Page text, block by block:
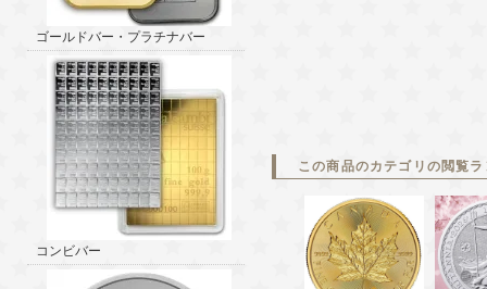
ゴールドバー・プラチナバー
コンビバー
この商品のカテゴリの閲覧